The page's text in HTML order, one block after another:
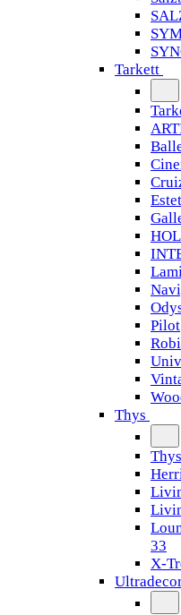
Tarkett
Pilot
Thys
Thys
33
X-